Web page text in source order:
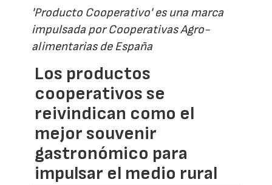
'Producto Cooperativo' es una marca
impulsada por Cooperativas Agro-
alimentarias de España
Los productos
cooperativos se
reivindican como el
mejor souvenir
gastronómico para
impulsar el medio rural